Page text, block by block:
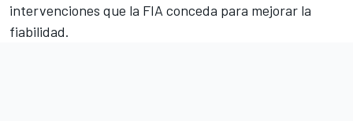
intervenciones que la FIA conceda para mejorar la
fiabilidad.